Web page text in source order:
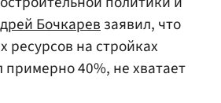
Бочкаревзаявил, что
ресурсов на стройках
примерно 40%, не хватает